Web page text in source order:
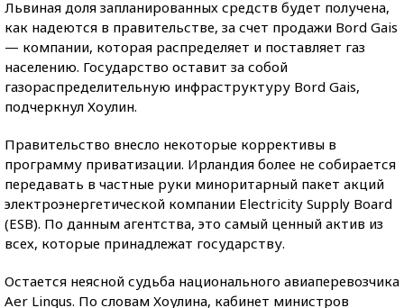
Львиная доля запланированных средств будет получена,
как надеются в правительстве, за счет продажи Bord Gais
— компании, которая распределяет и поставляет газ
населению. Государство оставит за собой
газораспределительную инфраструктуру Bord Gais,
подчеркнул Хоулин.
Правительство внесло некоторые коррективы в
программу приватизации. Ирландия более не собирается
передавать в частные руки миноритарный пакет акций
электроэнергетической компании Electricity Supply Board
(ESB). По данным агентства, это самый ценный актив из
всех, которые принадлежат государству.
Остается неясной судьба национального авиаперевозчика
Aer Lingus. По словам Хоулина, кабинет министров